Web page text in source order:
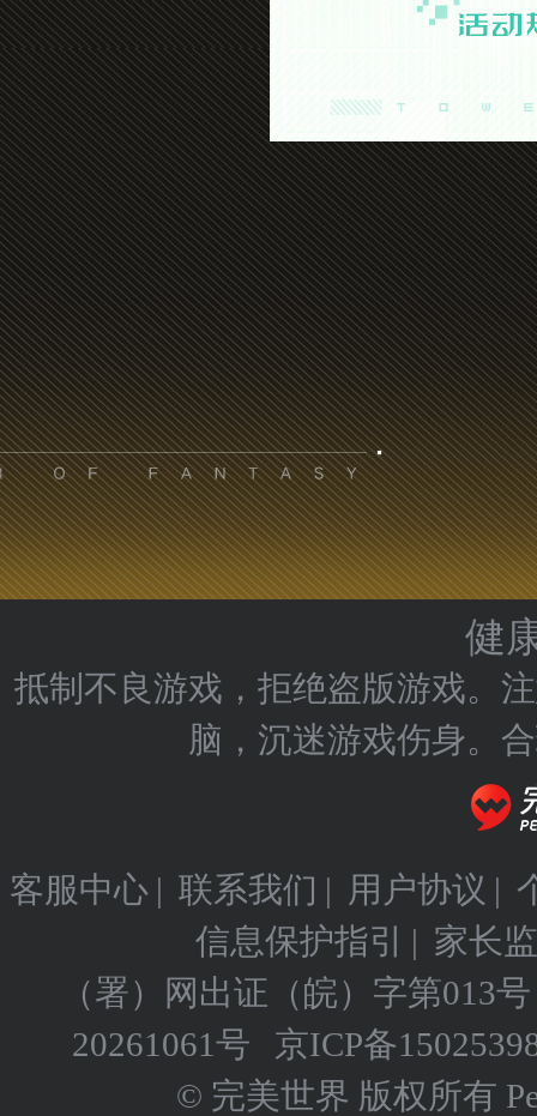
健
抵制不良游戏，拒绝盗版游戏。
脑，沉迷游戏伤身。
客服中心 | 联系我们 | 用户协议 |
信息保护指引
| 家长
（署）网出证（皖）字第013号
20261061号
京ICP备
© 完美世界 版权所有